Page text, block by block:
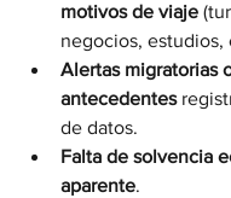
motivos de viaje
negocios, estudios,
Alertas migratorias
antecedentes
de datos.
Falta de solvencia
aparente.